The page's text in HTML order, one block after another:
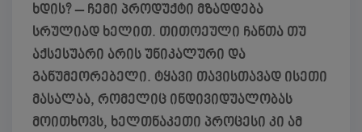
ხდის? – ჩემი პროდუქტი მზადდება
სრულიად ხელით. თითოეული ჩანთა თუ
აქსესუარი არის უნიკალური და
განუმეორებელი. ტყავი თავისთავად ისეთი
მასალაა, რომელიც ინდივიდუალობას
მოითხოვს, ხელთნაკეთი პროცესი კი ამ